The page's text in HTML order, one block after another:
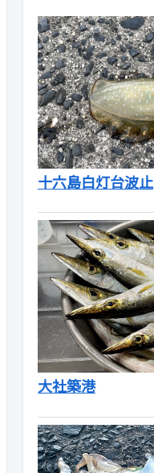
十六島白灯台波止
大社築港